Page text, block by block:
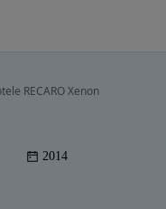
RECARO Xenon
2014